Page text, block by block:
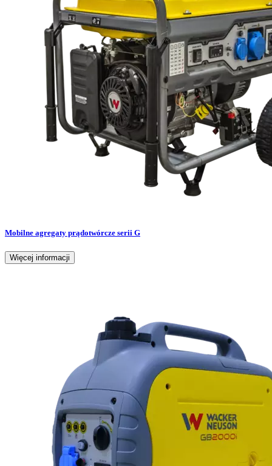
Mobilne agregaty prądotwórcze serii G
Więcej informacji